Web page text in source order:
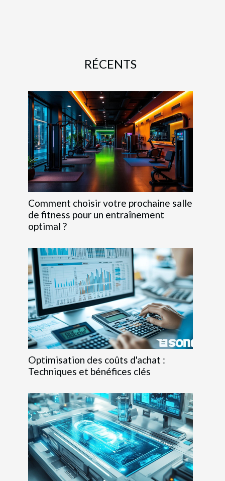
RÉCENTS
Comment choisir votre prochaine salle
de fitness pour un entraînement
optimal ?
Optimisation des coûts d'achat :
Techniques et bénéfices clés